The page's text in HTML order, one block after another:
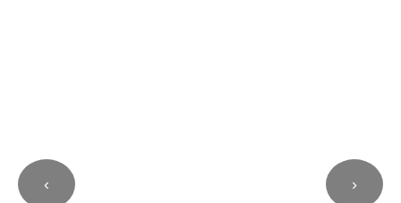
‹ ›